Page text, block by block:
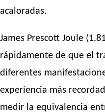
acaloradas.
James Prescott Joule
rápidamente de que el
diferentes
experiencia más
medir la equivalencia